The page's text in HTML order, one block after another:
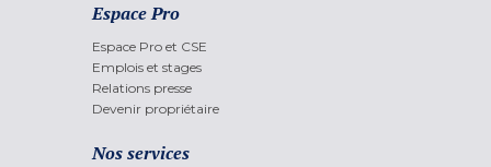
Espace Pro
Espace Pro et CSE
Emplois et stages
Relations presse
Devenir propriétaire
Nos services